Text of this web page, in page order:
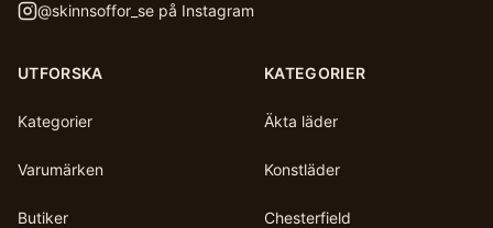
@skinnsoffor_se på Instagram
UTFORSKA
Kategorier
Varumärken
Butiker
KATEGORIER
Äkta läder
Konstläder
Chesterfield